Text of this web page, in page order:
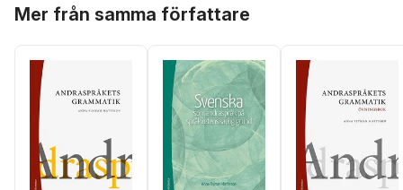
Mer från samma författare